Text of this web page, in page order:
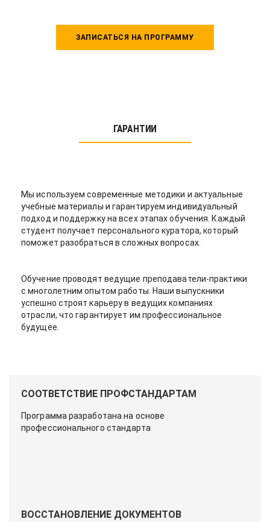
ЗАПИСАТЬСЯ НА ПРОГРАММУ
ГАРАНТИИ
Мы используем современные методики и актуальные
учебные материалы и гарантируем индивидуальный
подход и поддержку на всех этапах обучения. Каждый
студент получает персонального куратора, который
поможет разобраться в сложных вопросах.
Обучение проводят ведущие преподаватели-практики
с многолетним опытом работы. Наши выпускники
успешно строят карьеру в ведущих компаниях
отрасли, что гарантирует им профессиональное
будущее.
СООТВЕТСТВИЕ ПРОФСТАНДАРТАМ
Программа разработана на основе
профессионального стандарта
ВОССТАНОВЛЕНИЕ ДОКУМЕНТОВ